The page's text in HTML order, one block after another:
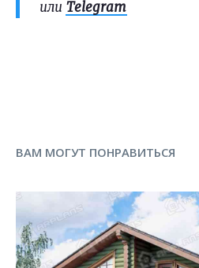
или Telegram
ВАМ МОГУТ ПОНРАВИТЬСЯ